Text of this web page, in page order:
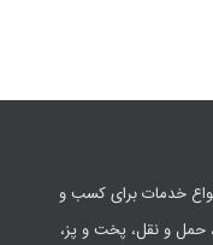
خدمات برای کسب و
حمل و نقل، پخت و پز،